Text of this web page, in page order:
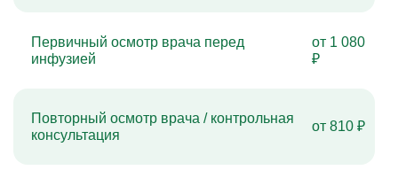
Первичный осмотр врача перед
инфузией
от 1 080
₽
Повторный осмотр врача / контрольная
консультация
от 810 ₽